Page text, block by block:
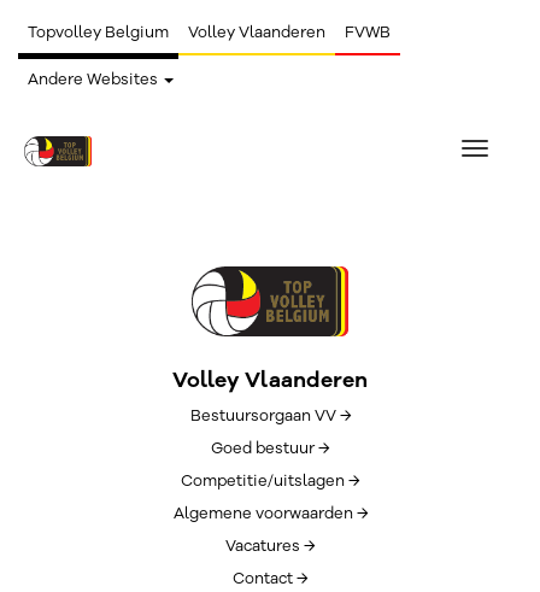
Topvolley Belgium Volley Vlaanderen FVWB
Andere Websites
Toggle
Volley Vlaanderen
Bestuursorgaan VV →
Goed bestuur →
Competitie/uitslagen →
Algemene voorwaarden →
Vacatures →
Contact →